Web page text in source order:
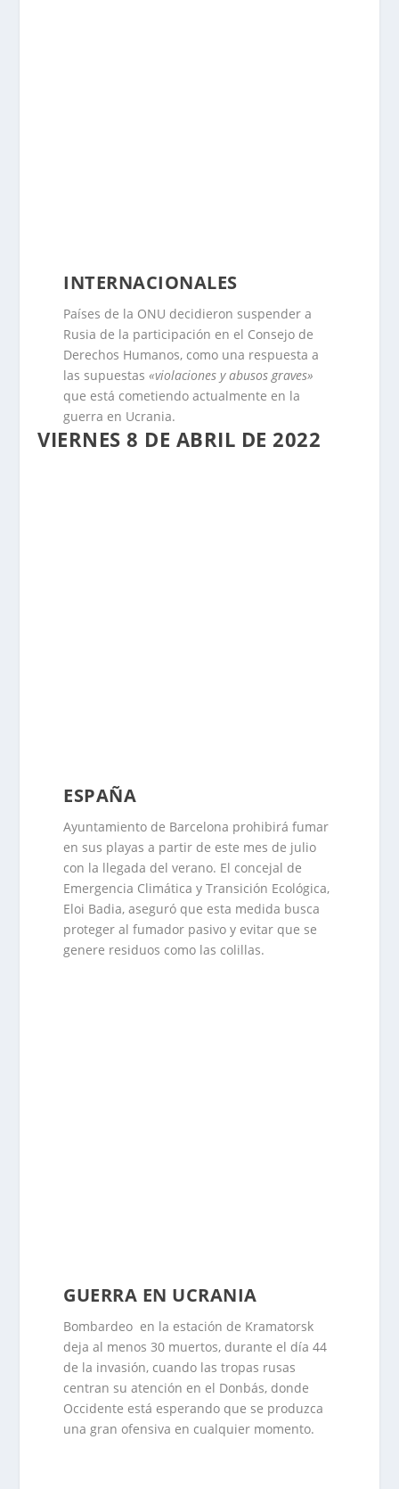
INTERNACIONALES
Países de la ONU decidieron suspender a
Rusia de la participación en el Consejo de
Derechos Humanos, como una respuesta a
las supuestas«violaciones y abusos graves»
que está cometiendo actualmente en la
guerra en Ucrania.
VIERNES 8 DE ABRIL DE 2022
ESPAÑA
Ayuntamiento de Barcelona prohibirá fumar
en sus playas a partir de este mes de julio
con la llegada del verano. El concejal de
Emergencia Climática y Transición Ecológica,
Eloi Badia, aseguró que esta medida busca
proteger al fumador pasivo y evitar que se
genere residuos como las colillas.
GUERRA EN UCRANIA
Bombardeo en la estación de Kramatorsk
deja al menos 30 muertos, durante el día 44
de la invasión, cuando las tropas rusas
centran su atención en el Donbás, donde
Occidente está esperando que se produzca
una gran ofensiva en cualquier momento.